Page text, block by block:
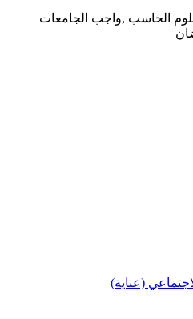
الحاسب ,واجب الجامعات
(عناية)